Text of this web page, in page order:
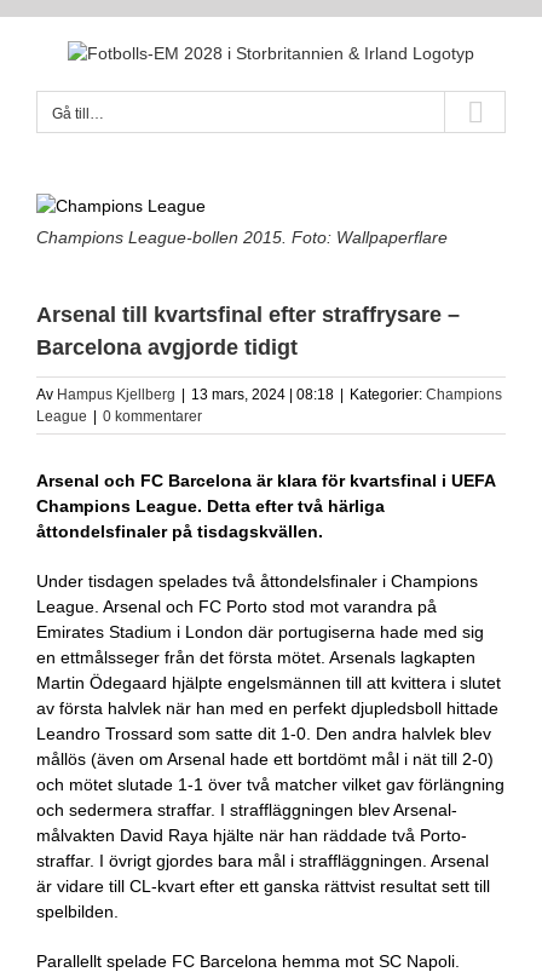
Gå till…
Champions League-bollen 2015. Foto: Wallpaperflare
Arsenal till kvartsfinal efter straffrysare –
Barcelona avgjorde tidigt
Av Hampus Kjellberg 13 mars, 2024 | 08:18 Kategorier: Champions
League
0 kommentarer
Arsenal och FC Barcelona är klara för kvartsfinal i UEFA
Champions League. Detta efter två härliga
åttondelsfinaler på tisdagskvällen.
Under tisdagen spelades två åttondelsfinaler i Champions
League. Arsenal och FC Porto stod mot varandra på
Emirates Stadium i London där portugiserna hade med sig
en ettmålsseger från det första mötet. Arsenals lagkapten
Martin Ödegaard hjälpte engelsmännen till att kvittera i slutet
av första halvlek när han med en perfekt djupledsboll hittade
Leandro Trossard som satte dit 1-0. Den andra halvlek blev
mållös (även om Arsenal hade ett bortdömt mål i nät till 2-0)
och mötet slutade 1-1 över två matcher vilket gav förlängning
och sedermera straffar. I straffläggningen blev Arsenal-
målvakten David Raya hjälte när han räddade två Porto-
straffar. I övrigt gjordes bara mål i straffläggningen. Arsenal
är vidare till CL-kvart efter ett ganska rättvist resultat sett till
spelbilden.
Parallellt spelade FC Barcelona hemma mot SC Napoli.